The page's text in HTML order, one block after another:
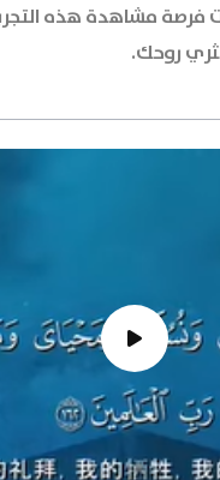
فرصة مشاهدة هذه
روحك.